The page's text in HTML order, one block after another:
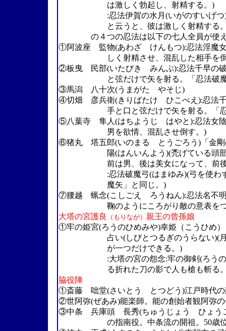
は激しく勃起し、射精する。)
:忍法伊賀の水月(いがのすいげつ)(催
と云うと、彼は激しく射精する
の４つの忍法は以下の七人全員が使
①阿波座 監物(あわざ けんもつ):忍法淫魔女
しく射精させ、混乱した相手を倒
②板曳 民部(いたびき みんぶ):忍法千早の破
と弦だけで矢を射る。「忍法破魔
③馬潟 八十次(うまがた やそじ)
④切畑 彦兵衛(きりばたけ ひこべえ):忍法千
手と口と弦だけで矢を射る。「忍法
⑤八葉寺 隼人(はちようじ はやと):忍法女陰
男を欲情、混乱させ倒す。)
⑥猪丸 塔五郎(いのまる とうごろう)「金剛
陽(はんいんよう)(禿げている頭部の後
前は男、後は美女になって、前後
:忍法破魔弓(はまゆみ)(弓を使わずに
魔矢」と同じ。)
⑦腰越 蝋念(こしごえ ろうねん):忍法名不明
鞠のようにころがり敵の意表をつ
大塔の宮護良
（もりなが） 親王の曾孫娘
①牢の姫宮(ろうのひめみや)幸姫（こうひめ
占い(しびとつるぎのうらない)(月に一
が一つだけできる。)
:大塔の宮の怨念:牢の御剣(ろうのみつ
る折れた刀の影で人も槍も斬る
脇役陣
①斎藤 咄堂(さいとう とつどう)江戸時代の
②世阿弥(ぜあみ)能楽師。能の創始者観阿弥
③中条 兵庫頭 長秀(ちゅうじょう ひょう
の指南役。中条流の開祖。50歳